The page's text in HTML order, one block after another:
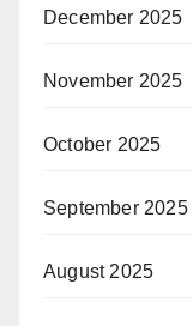
December 2025
November 2025
October 2025
September 2025
August 2025